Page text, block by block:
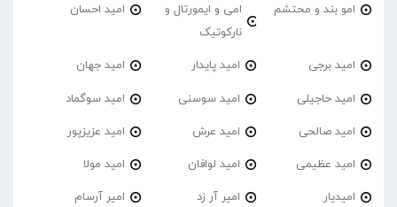
امو بند و محتشم
امی و ایمورتال و
نارکوتیک
امید احسان
امید برجی امید پایدار امید جهان
امید حاجیلی امید سوسنی امید سوگماد
امید صالحی امید عرش امید عزیزپور
امید عظیمی امید لوافان امید مولا
امیدیار امیر آر زد امیر آرسام